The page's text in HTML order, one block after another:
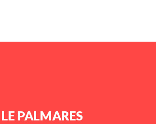
LE PALMARES